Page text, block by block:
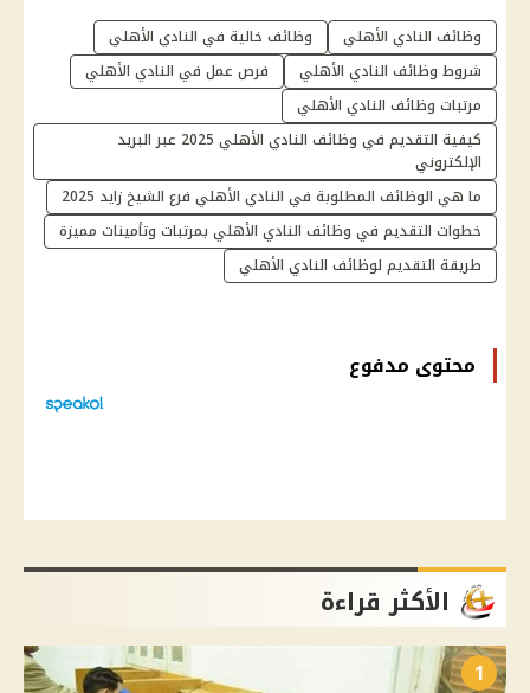
وظائف النادي الأهلي
وظائف خالية في النادي الأهلي
شروط وظائف النادي الأهلي
فرص عمل في النادي الأهلي
مرتبات وظائف النادي الأهلي
كيفية التقديم في وظائف النادي الأهلي 2025 عبر البريد
الإلكتروني
ما هي الوظائف المطلوبة في النادي الأهلي فرع الشيخ زايد 2025
خطوات التقديم في وظائف النادي الأهلي بمرتبات وتأمينات مميزة
طريقة التقديم لوظائف النادي الأهلي
محتوى مدفوع
الأكثر قراءة
1